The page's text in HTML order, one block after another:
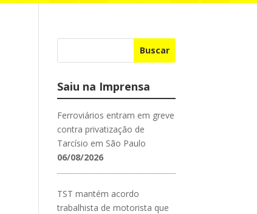
Buscar
Saiu na Imprensa
Ferroviários entram em greve
contra privatização de
Tarcísio em São Paulo
06/08/2026
TST mantém acordo
trabalhista de motorista que